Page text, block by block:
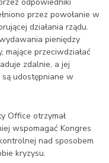
przez powołanie w
działania rządu.
pieniędzy
przeciwdziałać
zdalnie, a jej
udostępniane w
Office otrzymał
wspomagać Kongres
nad sposobem
kryzysu.